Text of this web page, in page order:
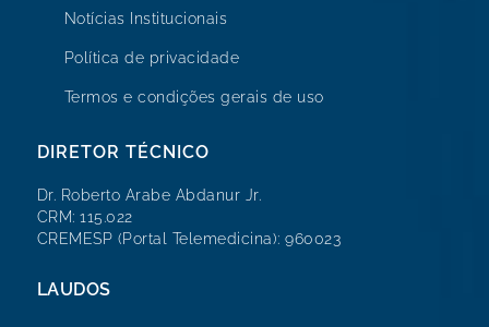
Notícias Institucionais
Política de privacidade
Termos e condições gerais de uso
DIRETOR TÉCNICO
Dr. Roberto Arabe Abdanur Jr.
CRM: 115.022
CREMESP (Portal Telemedicina): 960023
LAUDOS